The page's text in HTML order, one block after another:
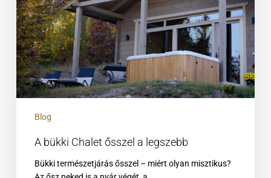
Blog
A bükki Chalet ősszel a legszebb
Bükki természetjárás ősszel – miért olyan misztikus?